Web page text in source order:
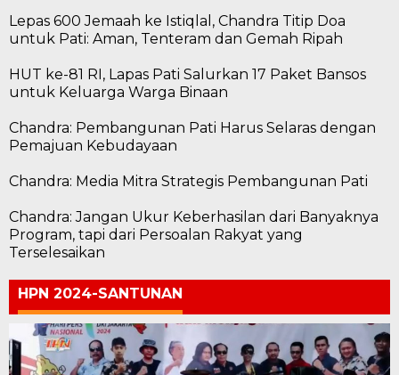
Lepas 600 Jemaah ke Istiqlal, Chandra Titip Doa
untuk Pati: Aman, Tenteram dan Gemah Ripah
HUT ke-81 RI, Lapas Pati Salurkan 17 Paket Bansos
untuk Keluarga Warga Binaan
Chandra: Pembangunan Pati Harus Selaras dengan
Pemajuan Kebudayaan
Chandra: Media Mitra Strategis Pembangunan Pati
Chandra: Jangan Ukur Keberhasilan dari Banyaknya
Program, tapi dari Persoalan Rakyat yang
Terselesaikan
HPN 2024-SANTUNAN